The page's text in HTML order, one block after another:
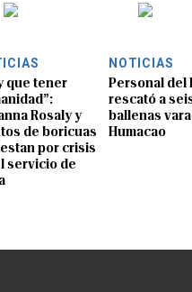
que tener
Rosaly y
de boricuas
por crisis
servicio de
NOTICIAS
Personal del
rescató a
ballenas
Humacao